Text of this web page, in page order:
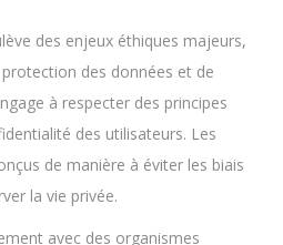
des enjeux éthiques majeurs,
des données et de
à respecter des principes
des utilisateurs. Les
de manière à éviter les biais
la vie privée.
avec des organismes